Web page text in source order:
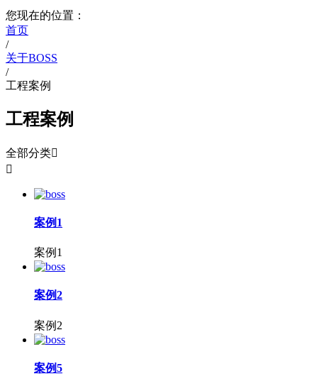
您现在的位置：
首页
/
关于BOSS
/
工程案例
工程案例
全部分类

案例1
案例1
案例2
案例2
案例5